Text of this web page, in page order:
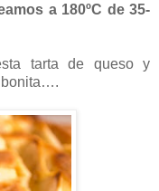
a 180ºC de 35-
tarta de queso y
bonita….